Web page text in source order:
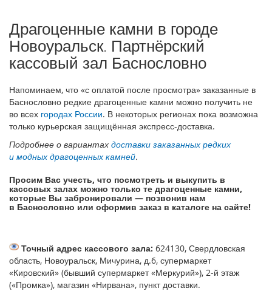
Драгоценные камни в городе
Новоуральск. Партнёрский
кассовый зал Баснословно
Напоминаем, что «с оплатой после просмотра» заказанные в
Баснословно редкие драгоценные камни можно получить не
во всех городах России. В некоторых регионах пока возможна
только курьерская защищённая экспресс-доставка.
Подробнее о вариантах доставки заказанных редких
и модных драгоценных камней.
Просим Вас учесть, что посмотреть и выкупить в
кассовых залах можно только те драгоценные камни,
которые Вы забронировали — позвонив нам
в Баснословно или оформив заказ в каталоге на сайте!
Точный адрес кассового зала: 624130, Свердловская
область, Новоуральск, Мичурина, д.6, супермаркет
«Кировский» (бывший супермаркет «Меркурий»), 2-й этаж
(«Промка»), магазин «Нирвана», пункт доставки.